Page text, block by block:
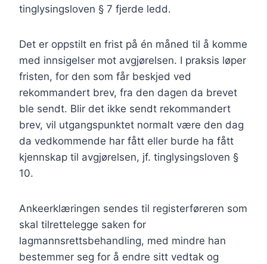
tinglysingsloven § 7 fjerde ledd.
Det er oppstilt en frist på én måned til å komme
med innsigelser mot avgjørelsen. I praksis løper
fristen, for den som får beskjed ved
rekommandert brev, fra den dagen da brevet
ble sendt. Blir det ikke sendt rekommandert
brev, vil utgangspunktet normalt være den dag
da vedkommende har fått eller burde ha fått
kjennskap til avgjørelsen, jf. tinglysingsloven §
10.
Ankeerklæringen sendes til registerføreren som
skal tilrettelegge saken for
lagmannsrettsbehandling, med mindre han
bestemmer seg for å endre sitt vedtak og